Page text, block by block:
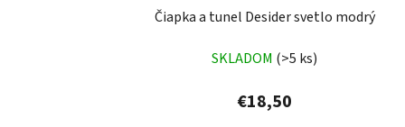
Čiapka a tunel Desider svetlo modrý
SKLADOM (>5 ks)
€18,50